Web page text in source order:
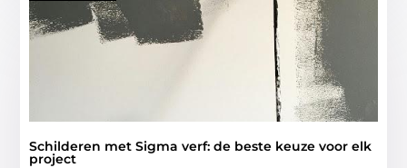
Schilderen met Sigma verf: de beste keuze voor elk
project